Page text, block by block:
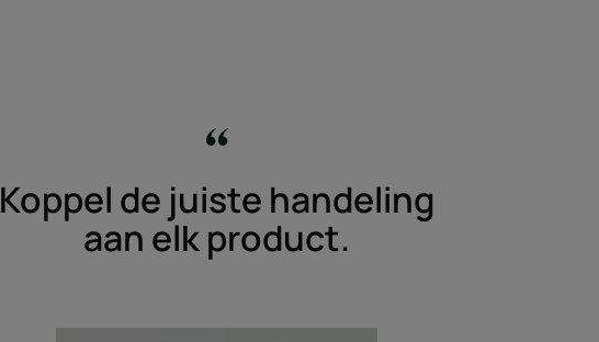
Koppel de juiste handeling
aan elk product.